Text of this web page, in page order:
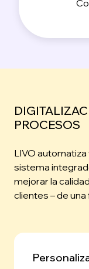
PROCESOS
LIVO
sistema
mejorar la
clientes – de